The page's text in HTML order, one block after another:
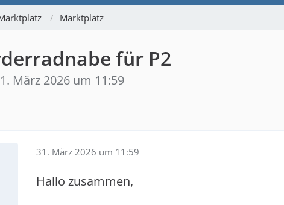
Marktplatz
für P2
März 2026 um 11:59
31. März 2026 um 11:59
Hallo zusammen,